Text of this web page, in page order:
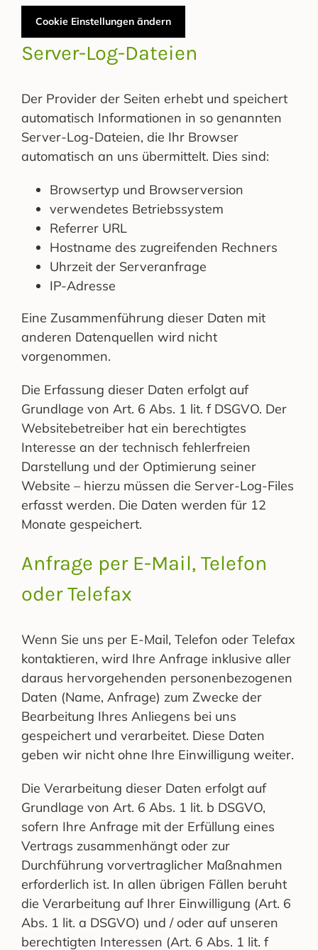
Cookie Einstellungen ändern
Server-Log-Dateien
Der Provider der Seiten erhebt und speichert
automatisch Informationen in so genannten
Server-Log-Dateien, die Ihr Browser
automatisch an uns übermittelt. Dies sind:
Browsertyp und Browserversion
verwendetes Betriebssystem
Referrer URL
Hostname des zugreifenden Rechners
Uhrzeit der Serveranfrage
IP-Adresse
Eine Zusammenführung dieser Daten mit
anderen Datenquellen wird nicht
vorgenommen.
Die Erfassung dieser Daten erfolgt auf
Grundlage von Art. 6 Abs. 1 lit. f DSGVO. Der
Websitebetreiber hat ein berechtigtes
Interesse an der technisch fehlerfreien
Darstellung und der Optimierung seiner
Website – hierzu müssen die Server-Log-Files
erfasst werden. Die Daten werden für 12
Monate gespeichert.
Anfrage per E-Mail, Telefon
oder Telefax
Wenn Sie uns per E-Mail, Telefon oder Telefax
kontaktieren, wird Ihre Anfrage inklusive aller
daraus hervorgehenden personenbezogenen
Daten (Name, Anfrage) zum Zwecke der
Bearbeitung Ihres Anliegens bei uns
gespeichert und verarbeitet. Diese Daten
geben wir nicht ohne Ihre Einwilligung weiter.
Die Verarbeitung dieser Daten erfolgt auf
Grundlage von Art. 6 Abs. 1 lit. b DSGVO,
sofern Ihre Anfrage mit der Erfüllung eines
Vertrags zusammenhängt oder zur
Durchführung vorvertraglicher Maßnahmen
erforderlich ist. In allen übrigen Fällen beruht
die Verarbeitung auf Ihrer Einwilligung (Art. 6
Abs. 1 lit. a DSGVO) und / oder auf unseren
berechtigten Interessen (Art. 6 Abs. 1 lit. f